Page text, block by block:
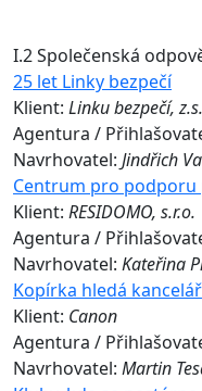
I.2 Společenská
25 let Linky bezpečí
Klient: Linku bezpečí, z.s.
Agentura /
Navrhovatel: Jindřich
Centrum pro podporu
Klient: RESIDOMO, s.r.o.
Agentura /
Navrhovatel: Kateřina
Kopírka hledá kancelář
Klient: Canon
Agentura /
Navrhovatel: Martin